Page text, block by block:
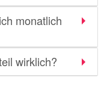
monatlich
wirklich?